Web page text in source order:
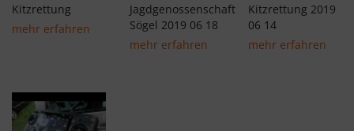
Kitzrettung
mehr erfahren
Jagdgenossenschaft
Sögel 2019 06 18
mehr erfahren
Kitzrettung 2019
06 14
mehr erfahren